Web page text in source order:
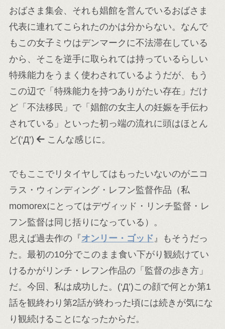
おばさま集会、それも娼館を営んでいるおばさま
代表に連れてこられたのかは分からない。なんで
もこの女子ミウはデンマークに不法滞在している
から、そこを逆手に取られては持っているらしい
特殊能力をうまく使わされているようだが、もう
この辺で「特殊能力を持つありがたい存在」だけ
ど「不法移民」で「娼館の女主人の妊娠を手伝わ
されている」といった初っ端の流れに頭はほとん
ど(‘Д’)
こんな感じに。
でもここでリタイヤしてはもったいないのがニコ
ラス・ウィンディング・レフン監督作品（私
momorexにとってはデヴィッド・リンチ監督・レ
フン監督は同じ括りになっている）。
思えば過去作の『オンリー・ゴッド 』もそうだっ
た。最初の10分でこのまま食い下がり観続けてい
けるかがリンチ・レフン作品の「監督の歩き方」
だ。今回、私は成功した。(‘Д’)この顔で何とか第1
話を観終わり第2話が終わった頃には続きが気にな
り観続けることになったからだ。